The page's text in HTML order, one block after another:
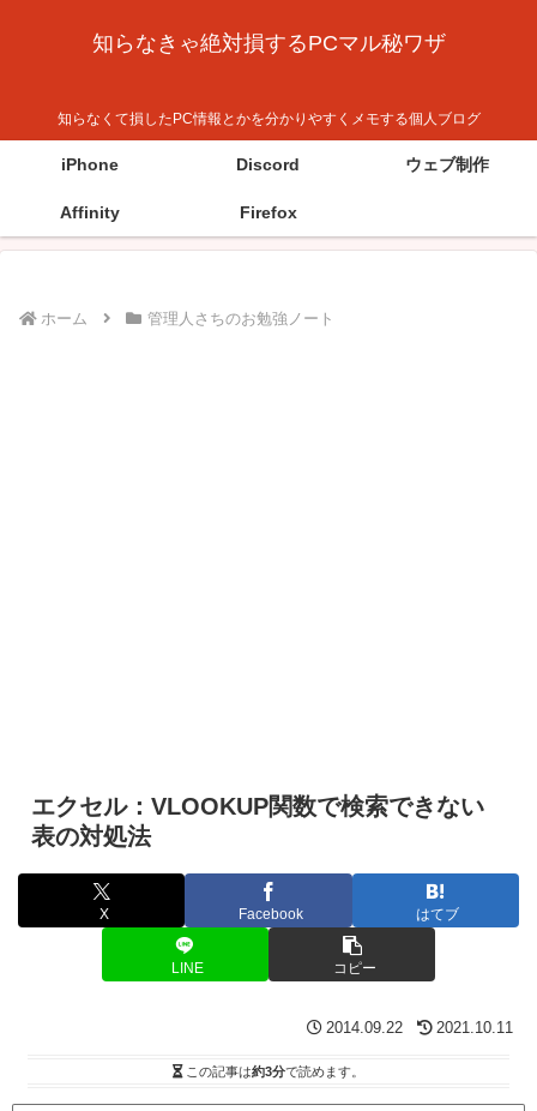
知らなきゃ絶対損するPCマル秘ワザ
知らなくて損したPC情報とかを分かりやすくメモする個人ブログ
iPhone Discord ウェブ制作
Affinity Firefox
ホーム 管理人さちのお勉強ノート
エクセル：VLOOKUP関数で検索できない
表の対処法
X Facebook はてブ
LINE コピー
2014.09.22 2021.10.11
この記事は約3分で読めます。